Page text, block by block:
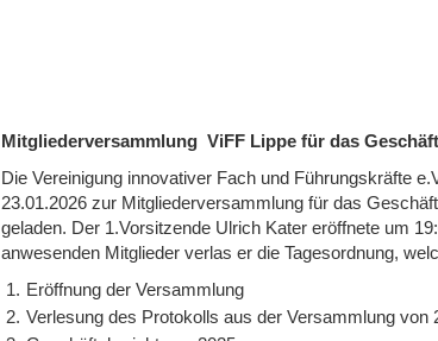
Mitgliederversammlung ViFF Lippe für das
Die Vereinigung innovativer Fach und Führungskräfte
23.01.2026 zur Mitgliederversammlung für das
geladen. Der 1.Vorsitzende Ulrich Kater eröffnete um
anwesenden Mitglieder verlas er die Tagesordnung,
Eröffnung der Versammlung
Verlesung des Protokolls aus der Versammlung von